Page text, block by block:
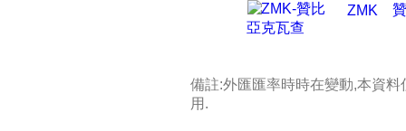
ZMK
備註:外匯匯率時時在變動,本資
用.